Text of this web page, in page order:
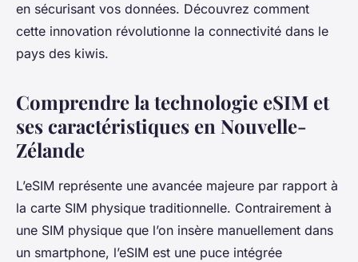
en sécurisant vos données. Découvrez comment
cette innovation révolutionne la connectivité dans le
pays des kiwis.
Comprendre la technologie eSIM et
ses caractéristiques en Nouvelle-
Zélande
L’eSIM représente une avancée majeure par rapport à
la carte SIM physique traditionnelle. Contrairement à
une SIM physique que l’on insère manuellement dans
un smartphone, l’eSIM est une puce intégrée